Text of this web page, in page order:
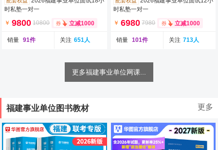
时私塾一对一
￥ 9800 10800 立减1000
销量 91件 关注 651人
时私塾一对一
￥ 6980 7980 立减1000
销量 101件 关注 713人
更多福建事业单位网课...
更多
福建事业单位图书教材